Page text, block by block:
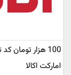
100 هزار تومان
امارکت اکالا